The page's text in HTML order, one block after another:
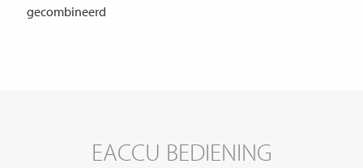
gecombineerd
EACCU BEDIENING